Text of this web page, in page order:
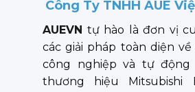
Công Ty TNHH AUE
AUEVN tự hào là đơn vị
các giải pháp toàn diện
công nghiệp và tự
thương hiệu Mitsubishi